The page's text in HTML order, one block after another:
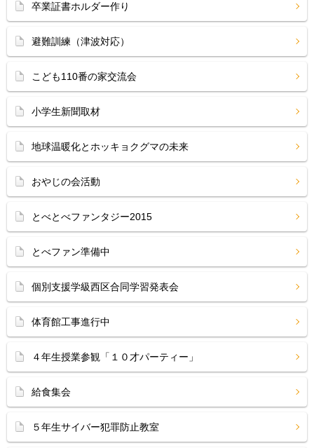
卒業証書ホルダー作り
避難訓練（津波対応）
こども110番の家交流会
小学生新聞取材
地球温暖化とホッキョクグマの未来
おやじの会活動
とべとべファンタジー2015
とべファン準備中
個別支援学級西区合同学習発表会
体育館工事進行中
４年生授業参観「１０才パーティー」
給食集会
５年生サイバー犯罪防止教室